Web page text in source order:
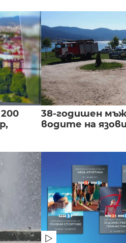
38-годишен мъж
водите на